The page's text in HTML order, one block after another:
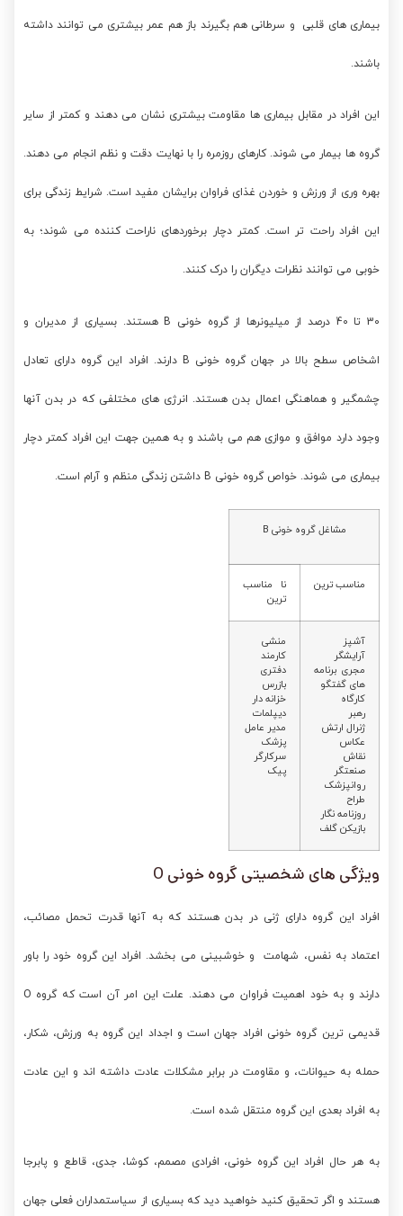
بیماری های قلبی و سرطانی هم بگیرند باز هم عمر بیشتری می توانند داشته
باشند.
این افراد در مقابل بیماری ها مقاومت بیشتری نشان می دهند و کمتر از سایر
گروه ها بیمار می شوند. کارهای روزمره را با نهایت دقت و نظم انجام می دهند.
بهره وری از ورزش و خوردن غذای فراوان برایشان مفید است. شرایط زندگی برای
این افراد راحت تر است. کمتر دچار برخوردهای ناراحت کننده می شوند؛ به
خوبی می توانند نظرات دیگران را درک کنند.
30 تا 40 درصد از میلیونرها از گروه خونی B هستند. بسیاری از مدیران و
اشخاص سطح بالا در جهان گروه خونی B دارند. افراد این گروه دارای تعادل
چشمگیر و هماهنگی اعمال بدن هستند. انرژی های مختلفی که در بدن آنها
وجود دارد موافق و موازی هم می باشند و به همین جهت این افراد کمتر دچار
بیماری می شوند. خواص گروه خونی B داشتن زندگی منظم و آرام است.
مشاغل گروه خونی B
مناسب ترین
نا مناسب
ترین
آشپز
آرایشگر
مجری برنامه
های گفتگو
کارگاه
رهبر
ژنرال ارتش
عکاس
نقاش
صنعتگر
روانپزشک
طراح
روزنامه نگار
بازیکن گلف
منشی
کارمند
دفتری
بازرس
خزانه دار
دیپلمات
مدیر عامل
پزشک
سرکارگر
پیک
ویژگی های شخصیتی گروه خونی O
افراد این گروه دارای ژنی در بدن هستند که به آنها قدرت تحمل مصائب،
اعتماد به نفس، شهامت و خوشبینی می بخشد. افراد این گروه خود را باور
دارند و به خود اهمیت فراوان می دهند. علت این امر آن است که گروه O
قدیمی ترین گروه خونی افراد جهان است و اجداد این گروه به ورزش، شکار،
حمله به حیوانات، و مقاومت در برابر مشکلات عادت داشته اند و این عادت
به افراد بعدی این گروه منتقل شده است.
به هر حال افراد این گروه خونی، افرادی مصمم، کوشا، جدی، قاطع و پابرجا
هستند و اگر تحقیق کنید خواهید دید که بسیاری از سیاستمداران فعلی جهان